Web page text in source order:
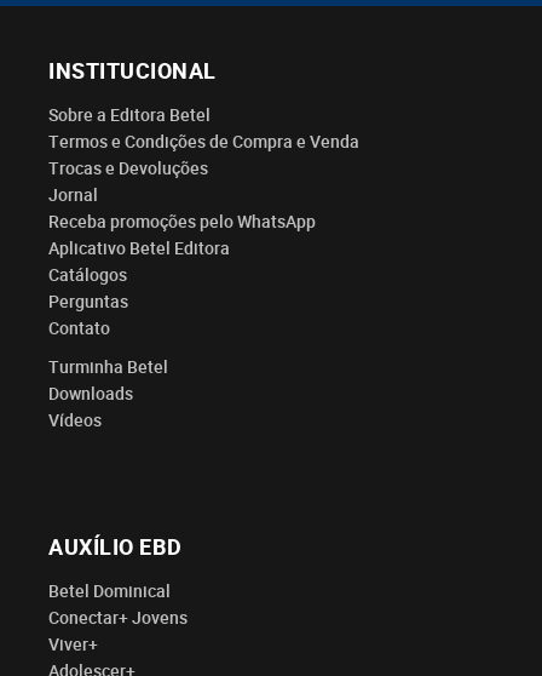
INSTITUCIONAL
Sobre a Editora Betel
Termos e Condições de Compra e Venda
Trocas e Devoluções
Jornal
Receba promoções pelo WhatsApp
Aplicativo Betel Editora
Catálogos
Perguntas
Contato
Turminha Betel
Downloads
Vídeos
AUXÍLIO EBD
Betel Dominical
Conectar+ Jovens
Viver+
Adolescer+